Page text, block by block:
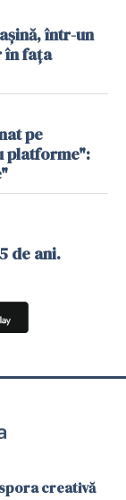
într-un
în fața
pe
platforme":
de ani.
creativă